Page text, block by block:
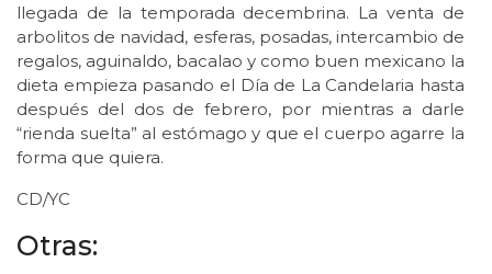
llegada de la temporada decembrina. La venta de
arbolitos de navidad, esferas, posadas, intercambio de
regalos, aguinaldo, bacalao y como buen mexicano la
dieta empieza pasando el Día de La Candelaria hasta
después del dos de febrero, por mientras a darle
“rienda suelta” al estómago y que el cuerpo agarre la
forma que quiera.
CD/YC
Otras: